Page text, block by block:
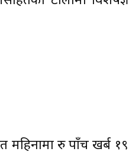
महिनामा रु पाँच खर्ब १९